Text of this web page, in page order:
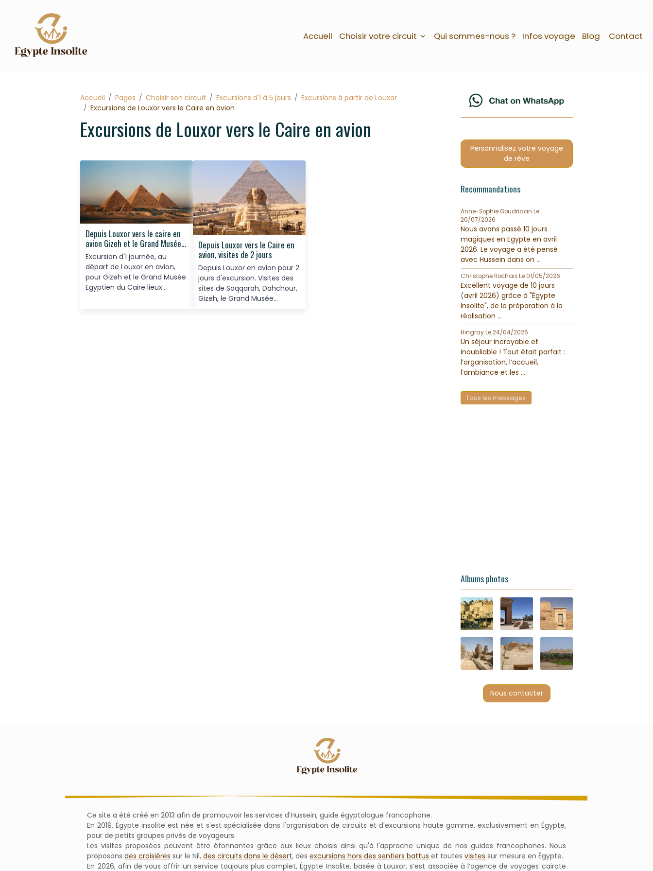
Accueil Choisir votre circuit Qui sommes-nous ? Infos voyage Blog Contact
Accueil Pages Choisir son circuit Excursions d'1 à 5 jours
Excursions à partir de Louxor
Excursions de Louxor vers le Caire en avion
Excursions de Louxor vers le Caire en avion
Depuis Louxor vers le caire en
avion Gizeh et le Grand Musée
Egyptien 1 journée
Excursion d'1 journée, au
départ de Louxor en avion,
pour Gizeh et le Grand Musée
Egyptien du Caire lieux
Depuis Louxor vers le Caire en
avion, visites de 2 jours
Depuis Louxor en avion pour 2
jours d'excursion. Visites des
sites de Saqqarah, Dahchour,
Gizeh, le Grand Musée
Personnalisez votre voyage
de rêve
Recommandations
Anne-Sophie Goudriaan Le
20/07/2026
Nous avons passé 10 jours
magiques en Egypte en avril
2026. Le voyage a été pensé
avec Hussein dans on ...
Christophe Rochaix Le 01/05/2026
Excellent voyage de 10 jours
(avril 2026) grâce à "Égypte
Insolite", de la préparation à la
réalisation ...
Hingray Le 24/04/2026
Un séjour incroyable et
inoubliable ! Tout était parfait :
l’organisation, l’accueil,
l’ambiance et les ...
Tous les messages
Albums photos
Nous contacter
Ce site a été créé en 2013 afin de promouvoir les services d'Hussein, guide égyptologue francophone.
En 2019, Égypte insolite est née et s'est spécialisée dans l'organisation de circuits et d'excursions haute gamme, exclusivement en Égypte,
pour de petits groupes privés de voyageurs.
Les visites proposées peuvent être étonnantes grâce aux lieux choisis ainsi qu'à l'approche unique de nos guides francophones. Nous
proposonsdes croisières sur le Nil,des circuits dans le désert, desexcursions hors des sentiers battus et toutesvisites sur mesure en Égypte.
En 2026, afin de vous offrir un service toujours plus complet, Égypte Insolite, basée à Louxor, s’est associée à l’agence de voyages cairote